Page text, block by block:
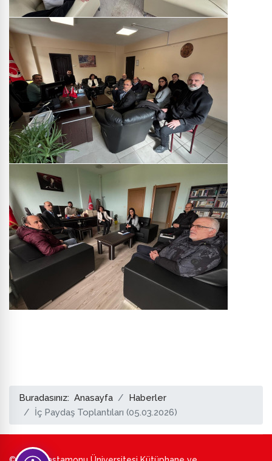
Buradasınız: Anasayfa
Haberler
İç Paydaş Toplantıları (05.03.2026)